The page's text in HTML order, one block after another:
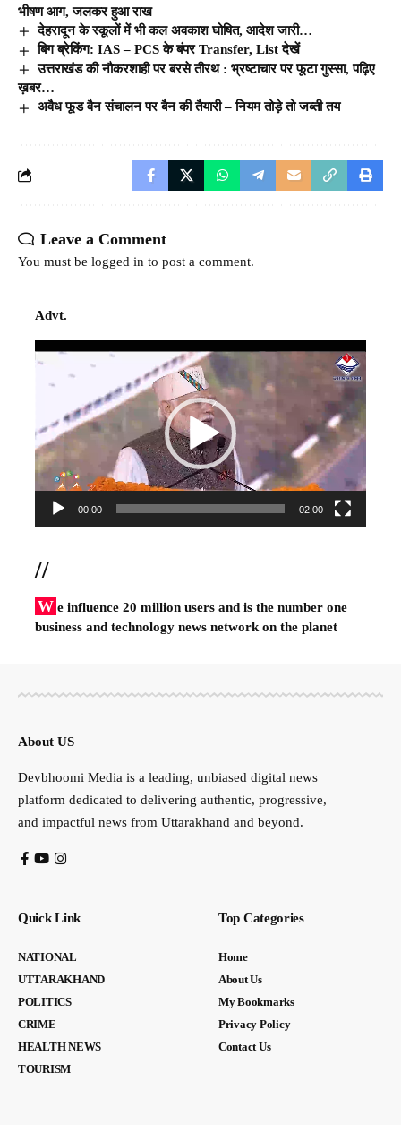
भीषण आग, जलकर हुआ राख
देहरादून के स्कूलों में भी कल अवकाश घोषित, आदेश जारी…
बिग ब्रेकिंग: IAS – PCS के बंपर Transfer, List देखें
उत्तराखंड की नौकरशाही पर बरसे तीरथ : भ्रष्टाचार पर फूटा गुस्सा, पढ़िए
ख़बर…
अवैध फूड वैन संचालन पर बैन की तैयारी – नियम तोड़े तो जब्ती तय
Leave a Comment
You must be logged in to post a comment.
Advt.
Video
00:00 02:00
//
W e influence 20 million users and is the number one
business and technology news network on the planet
About US
Devbhoomi Media is a leading, unbiased digital news
platform dedicated to delivering authentic, progressive,
and impactful news from Uttarakhand and beyond.
Quick Link
NATIONAL
UTTARAKHAND
POLITICS
CRIME
HEALTH NEWS
TOURISM
Top Categories
Home
About Us
My Bookmarks
Privacy Policy
Contact Us